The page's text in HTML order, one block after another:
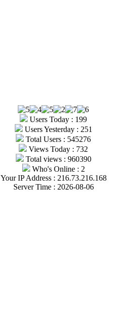
Users Today : 199
Users Yesterday : 251
Total Users : 545276
Views Today : 732
Total views : 960390
Who's Online : 2
Your IP Address : 216.73.216.168
Server Time : 2026-08-06